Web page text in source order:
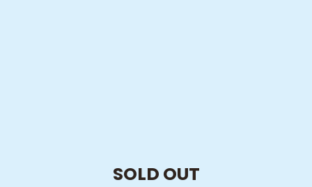
SOLD OUT